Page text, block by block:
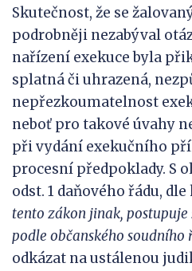
Skutečnost, že se
podrobněji nezabýval
nařízení exekuce byla
splatná či uhrazená,
nepřezkoumatelnost
neboť pro takové úvahy
při vydání exekučního
procesní předpoklady. S
odst. 1 daňového řádu,
tento zákon jinak, postupuje
podle občanského soudního
odkázat na ustálenou